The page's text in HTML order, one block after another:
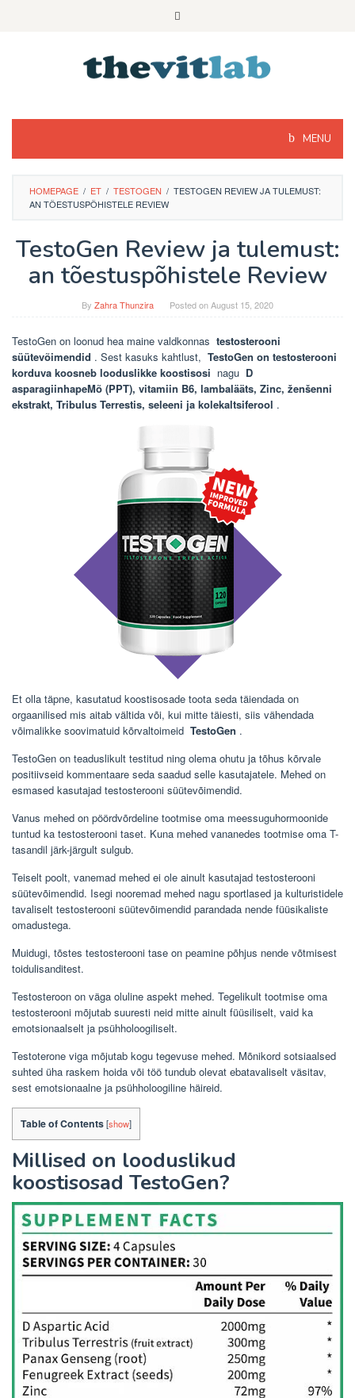
MENU
HOMEPAGE / ET / TESTOGEN / TESTOGEN REVIEW JA TULEMUST:
AN TÕESTUSPÕHISTELE REVIEW
TestoGen Review ja tulemust:
an tõestuspõhistele Review
By Zahra Thunzira Posted onAugust 15, 2020
TestoGen on loonud hea maine valdkonnas testosterooni
süütevõimendid . Sest kasuks kahtlust, TestoGen on testosterooni
korduva koosneb looduslikke koostisosi nagu D
asparagiinhapeMõ (PPT), vitamiin B6, lambalääts, Zinc, ženšenni
ekstrakt, Tribulus Terrestis, seleeni ja kolekaltsiferool .
Et olla täpne, kasutatud koostisosade toota seda täiendada on
orgaanilised mis aitab vältida või, kui mitte täiesti, siis vähendada
võimalikke soovimatuid kõrvaltoimeid TestoGen .
TestoGen on teaduslikult testitud ning olema ohutu ja tõhus kõrvale
positiivseid kommentaare seda saadud selle kasutajatele. Mehed on
esmased kasutajad testosterooni süütevõimendid.
Vanus mehed on pöördvõrdeline tootmise oma meessuguhormoonide
tuntud ka testosterooni taset. Kuna mehed vananedes tootmise oma T-
tasandil järk-järgult sulgub.
Teiselt poolt, vanemad mehed ei ole ainult kasutajad testosterooni
süütevõimendid. Isegi nooremad mehed nagu sportlased ja kulturistidele
tavaliselt testosterooni süütevõimendid parandada nende füüsikaliste
omadustega.
Muidugi, tõstes testosterooni tase on peamine põhjus nende võtmisest
toidulisanditest.
Testosteroon on väga oluline aspekt mehed. Tegelikult tootmise oma
testosterooni mõjutab suuresti neid mitte ainult füüsiliselt, vaid ka
emotsionaalselt ja psühholoogiliselt.
Testoterone viga mõjutab kogu tegevuse mehed. Mõnikord sotsiaalsed
suhted üha raskem hoida või töö tundub olevat ebatavaliselt väsitav,
sest emotsionaalne ja psühholoogiline häireid.
Table of Contents[show]
Millised on looduslikud
koostisosad TestoGen?